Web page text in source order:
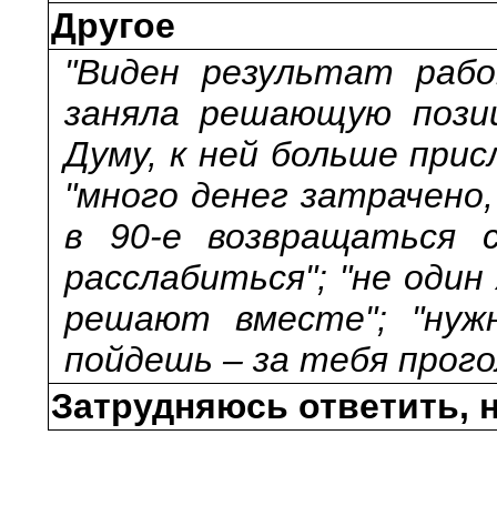
Другое
"Виден результат
заняла решающую
Думу, к ней больше
"много денег
в 90-е возвращаться
расслабиться"; "не
решают вместе";
пойдешь – за тебя
Затрудняюсь ответить,